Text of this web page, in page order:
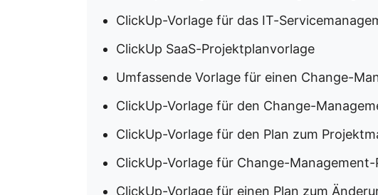
ClickUp-Vorlage für das IT-
ClickUp SaaS-Projektplanvorlage
Umfassende Vorlage für einen Change-
ClickUp-Vorlage für den Change-
ClickUp-Vorlage für den Plan zum
ClickUp-Vorlage für Change-Management-
ClickUp-Vorlage für einen Plan zum